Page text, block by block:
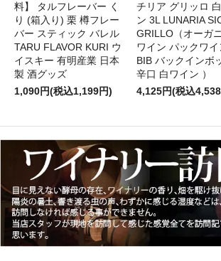
料】 タルフレーバー く
り (箱入り) 栗 樽フレー
バー スティック バレル
TARU FLAVOR KURI ウ
イスキー 有明産業 日本
製 酒グッズ
1,090円(税込1,199円)
チリア グリッロ
ン 3L LUNARIA
GRILLO（オーガ
ワイン パックワイ
BIB バックインボ
辛口 白ワイン ）
4,125円(税込